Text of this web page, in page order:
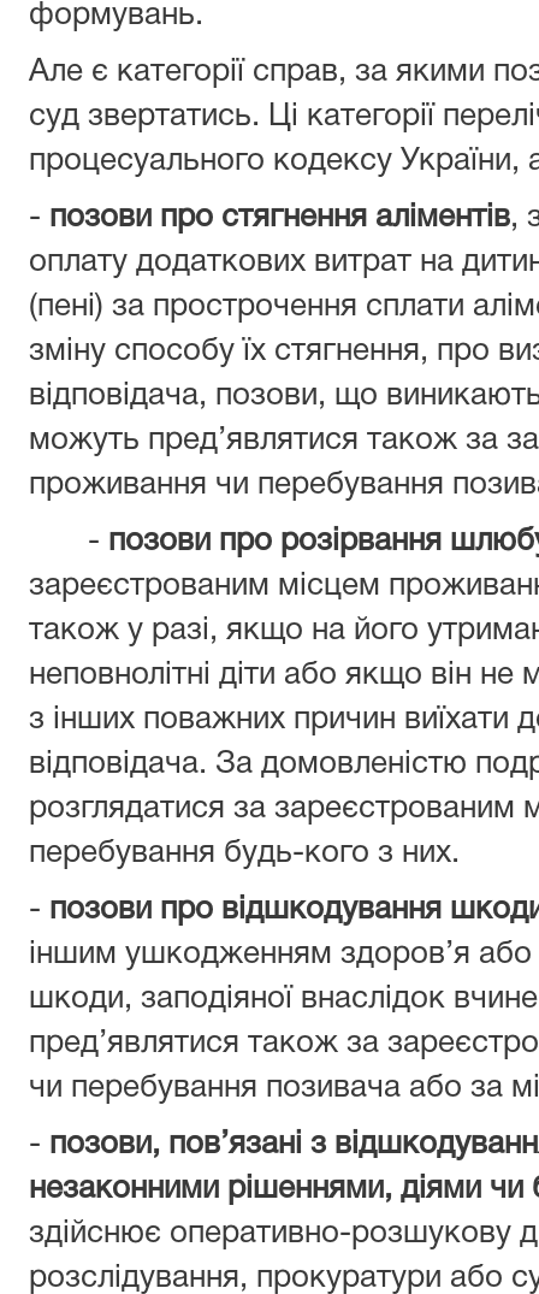
формувань.
Але є категорії справ, за якими
суд звертатись. Ці категорії
процесуального кодексу України,
- позови про стягнення аліментів,
оплату додаткових витрат на
(пені) за прострочення сплати
зміну способу їх стягнення, про
відповідача, позови, що
можуть пред’являтися також за
проживання чи перебування
- позови про розірвання
зареєстрованим місцем
також у разі, якщо на його
неповнолітні діти або якщо він
з інших поважних причин виїхати
відповідача. За домовленістю
розглядатися за зареєстрованим
перебування будь-кого з них.
- позови про відшкодування
іншим ушкодженням здоров’я або
шкоди, заподіяної внаслідок
пред’являтися також за
чи перебування позивача або за
- позови, пов’язані з
незаконними рішеннями, діями чи
здійснює оперативно-розшукову
розслідування, прокуратури або